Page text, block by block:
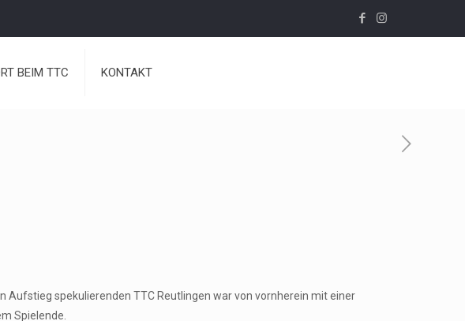
BEIM TTC KONTAKT
spekulierenden TTC Reutlingen war von vornherein mit einer
Spielende.